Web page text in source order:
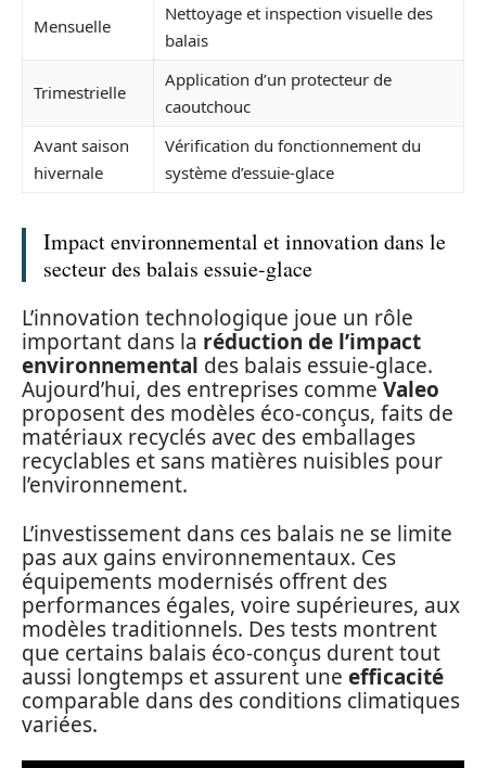
Mensuelle
Nettoyage et inspection visuelle des
balais
Trimestrielle
Application d’un protecteur de
caoutchouc
Avant saison
hivernale
Vérification du fonctionnement du
système d’essuie-glace
Impact environnemental et innovation dans le
secteur des balais essuie-glace
L’innovation technologique joue un rôle
important dans la réduction de l’impact
environnemental des balais essuie-glace.
Aujourd’hui, des entreprises comme Valeo
proposent des modèles éco-conçus, faits de
matériaux recyclés avec des emballages
recyclables et sans matières nuisibles pour
l’environnement.
L’investissement dans ces balais ne se limite
pas aux gains environnementaux. Ces
équipements modernisés offrent des
performances égales, voire supérieures, aux
modèles traditionnels. Des tests montrent
que certains balais éco-conçus durent tout
aussi longtemps et assurent une efficacité
comparable dans des conditions climatiques
variées.